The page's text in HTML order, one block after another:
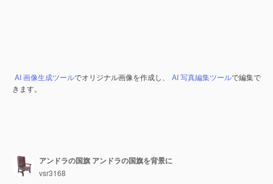
AI 画像生成ツールでオリジナル画像を作成し、 AI 写真編集ツールで編集で
きます。
アンドラの国旗 アンドラの国旗を背景に
vsr3168